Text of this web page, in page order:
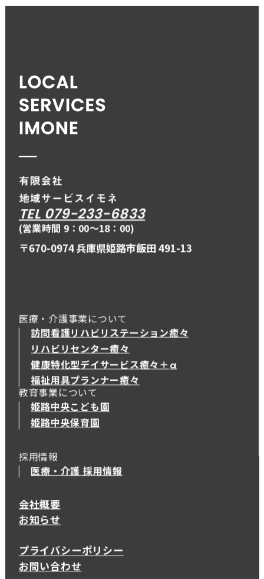
TEL 079-233-6833
(営業時間 9：00〜18：00)
〒670-0974 兵庫県姫路市飯田 491-13
医療・介護事業について
訪問看護リハビリステーション癒々
リハビリセンター癒々
健康特化型デイサービス癒々＋ α
健康特化型デイサービス癒々＋
福祉用具プランナー癒々
教育事業について
姫路中央こども園
姫路中央保育園
採用情報
医療・介護 採用情報
会社概要
お知らせ
プライバシーポリシー
お問い合わせ